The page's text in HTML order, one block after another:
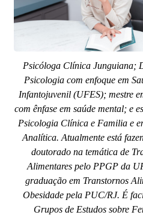
Psicóloga Clínica Junguiana;
Psicologia com enfoque em
Infantojuvenil (UFES); mestre
com ênfase em saúde mental; e
Psicologia Clínica e Familia e
Analítica. Atualmente está
doutorado na temática de
Alimentares pelo PPGP da
graduação em Transtornos
Obesidade pela PUC/RJ. É
Grupos de Estudos sobre